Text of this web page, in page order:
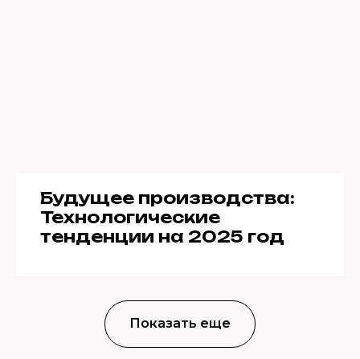
Будущее производства:
Технологические
тенденции на 2025 год
Показать еще